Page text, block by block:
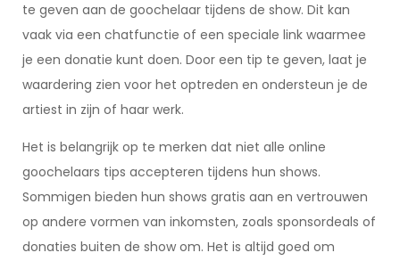
te geven aan de goochelaar tijdens de show. Dit kan
vaak via een chatfunctie of een speciale link waarmee
je een donatie kunt doen. Door een tip te geven, laat je
waardering zien voor het optreden en ondersteun je de
artiest in zijn of haar werk.
Het is belangrijk op te merken dat niet alle online
goochelaars tips accepteren tijdens hun shows.
Sommigen bieden hun shows gratis aan en vertrouwen
op andere vormen van inkomsten, zoals sponsordeals of
donaties buiten de show om. Het is altijd goed om